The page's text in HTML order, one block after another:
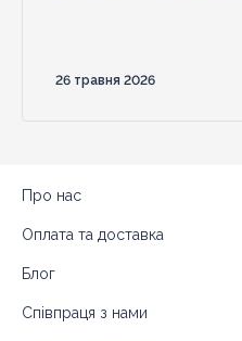
26 травня 2026
Про нас
Оплата та доставка
Блог
Співпраця з нами